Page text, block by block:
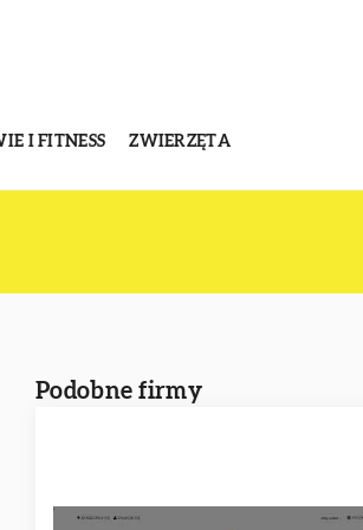
I FITNESS ZWIERZĘTA
Podobne firmy